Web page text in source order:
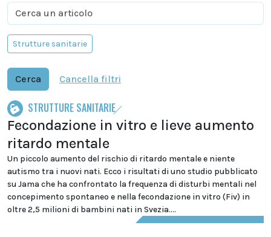
Strutture sanitarie
Cerca Cancella filtri
STRUTTURE SANITARIE
Fecondazione in vitro e lieve aumento
ritardo mentale
Un piccolo aumento del rischio di ritardo mentale e niente
autismo tra i nuovi nati. Ecco i risultati di uno studio pubblicato
su Jama che ha confrontato la frequenza di disturbi mentali nel
concepimento spontaneo e nella fecondazione in vitro (Fiv) in
oltre 2,5 milioni di bambini nati in Svezia....